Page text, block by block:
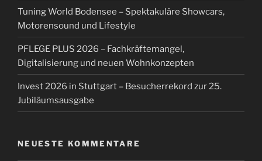
Tuning World Bodensee – Spektakuläre Showcars,
Motorensound und Lifestyle
PFLEGE PLUS 2026 – Fachkräftemangel,
Digitalisierung und neuen Wohnkonzepten
Invest 2026 in Stuttgart – Besucherrekord zur 25.
Jubiläumsausgabe
NEUESTE KOMMENTARE